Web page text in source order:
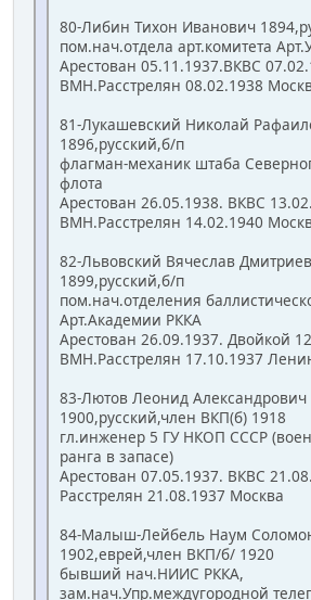
80-Либин Тихон Иванович
пом.нач.отдела арт.комитета
Арестован 05.11.1937.ВКВС
ВМН.Расстрелян 08.02.1938
81-Лукашевский Николай
1896,русский,б/п
флагман-механик штаба
флота
Арестован 26.05.1938. ВКВС
ВМН.Расстрелян 14.02.1940
82-Львовский Вячеслав
1899,русский,б/п
пом.нач.отделения
Арт.Академии РККА
Арестован 26.09.1937. Двойкой
ВМН.Расстрелян 17.10.1937
83-Лютов Леонид Александрович
1900,русский,член ВКП(б) 1918
гл.инженер 5 ГУ НКОП СССР
ранга в запасе)
Арестован 07.05.1937. ВКВС
Расстрелян 21.08.1937 Москва
84-Малыш-Лейбель Наум
1902,еврей,член ВКП/б/ 1920
бывший нач.НИИС РККА,
зам.нач.Упр.междугородной